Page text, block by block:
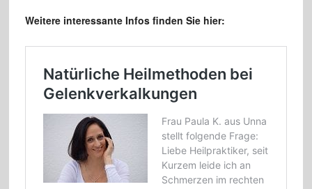
Weitere interessante Infos finden Sie hier: